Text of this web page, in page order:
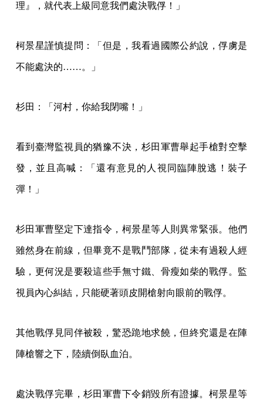
理』，就代表上級同意我們處決戰俘！」
柯景星謹慎提問：「但是，我看過國際公約說，俘虜是
不能處決的……。」
杉田：「河村，你給我閉嘴！」
看到臺灣監視員的猶豫不決，杉田軍曹舉起手槍對空擊
發，並且高喊：「還有意見的人視同臨陣脫逃！裝子
彈！」
杉田軍曹堅定下達指令，柯景星等人則異常緊張。他們
雖然身在前線，但畢竟不是戰鬥部隊，從未有過殺人經
驗，更何況是要殺這些手無寸鐵、骨瘦如柴的戰俘。監
視員內心糾結，只能硬著頭皮開槍射向眼前的戰俘。
其他戰俘見同伴被殺，驚恐跪地求饒，但終究還是在陣
陣槍響之下，陸續倒臥血泊。
處決戰俘完畢，杉田軍曹下令銷毀所有證據。柯景星等